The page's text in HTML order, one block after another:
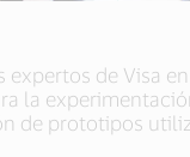
de Visa
la
de prototipos